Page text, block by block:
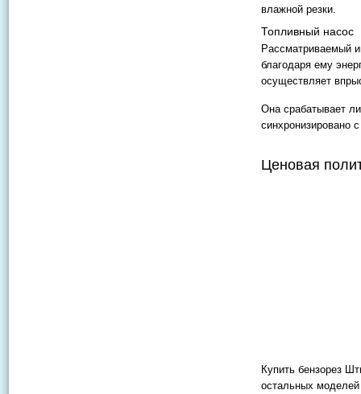
влажной резки.
Топливный насос
Рассматриваемый
благодаря ему
осуществляет
Она срабатывает
синхронизировано
Ценовая
Купить бензорез
остальных моделей